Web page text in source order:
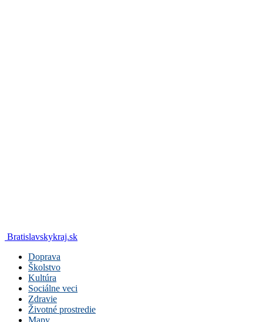
Bratislavskykraj.sk
Doprava
Školstvo
Kultúra
Sociálne veci
Zdravie
Životné prostredie
Mapy